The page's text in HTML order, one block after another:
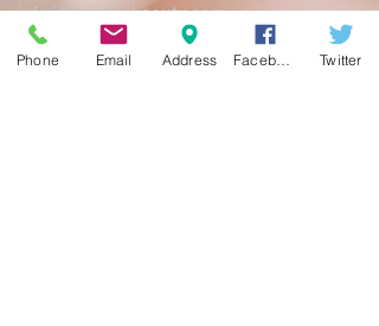
info@christie-beauty.com
Phone Email Address Twitter